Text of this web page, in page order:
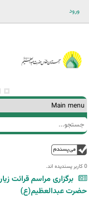
ورود
فرم
جستجو
جستجو
0 کاربر پسندیده اند.‎
برگزاری مراسم قرائت
حضرت عبدالعظیم(ع)